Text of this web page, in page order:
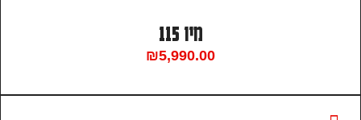
מיו 115
₪5,990.00